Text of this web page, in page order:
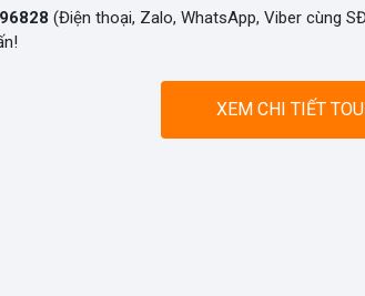
(Điện thoại, Zalo, WhatsApp, Viber cùng
XEM CHI TIẾT